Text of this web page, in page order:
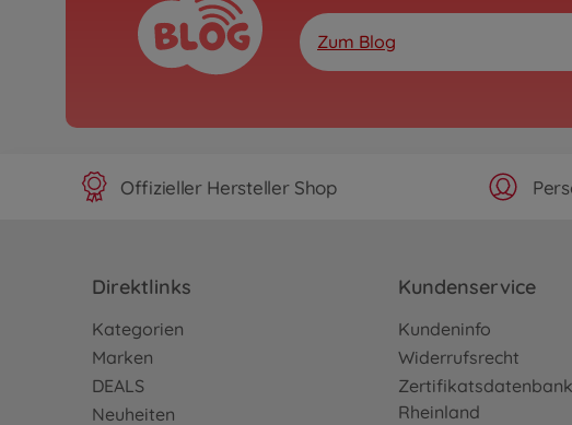
Zum Blog
Offizieller Hersteller Shop
Direktlinks
Kategorien
Marken
DEALS
Neuheiten
Kundenservice
Kundeninfo
Widerrufsrecht
Rheinland